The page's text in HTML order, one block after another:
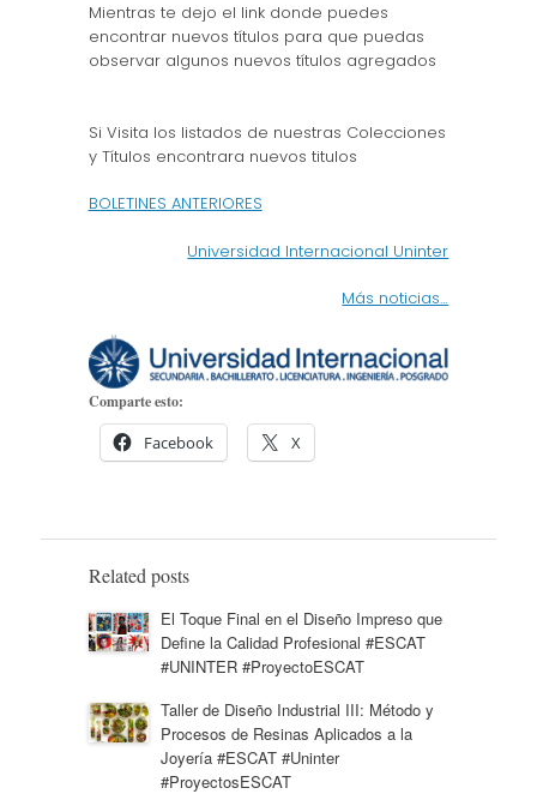
Mientras te dejo el link donde puedes
encontrar nuevos títulos para que puedas
observar algunos nuevos títulos agregados
Si Visita los listados de nuestras Colecciones
y Títulos encontrara nuevos titulos
BOLETINES ANTERIORES
Universidad Internacional Uninter
Más noticias…
Comparte esto:
Facebook X
Related posts
El Toque Final en el Diseño Impreso que
Define la Calidad Profesional #ESCAT
#UNINTER #ProyectoESCAT
Taller de Diseño Industrial III: Método y
Procesos de Resinas Aplicados a la
Joyería #ESCAT #Uninter
#ProyectosESCAT